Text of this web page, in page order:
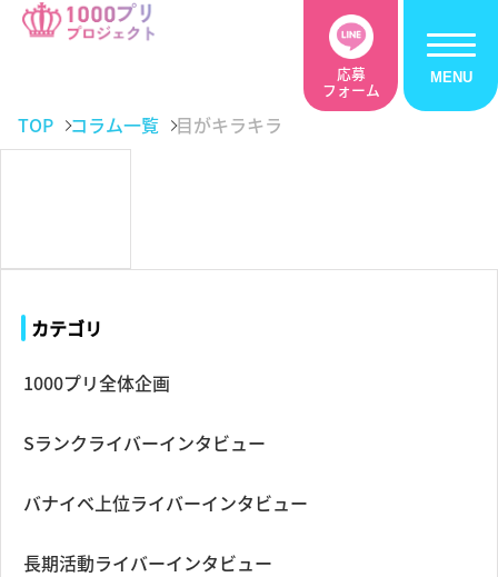
応募
フォーム
TOP コラム一覧 目がキラキラ
カテゴリ
1000プリ全体企画
Sランクライバーインタビュー
バナイベ上位ライバーインタビュー
長期活動ライバーインタビュー